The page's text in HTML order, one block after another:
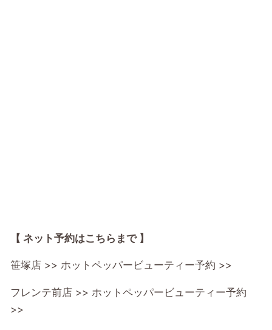
【 ネット予約はこちらまで 】
笹塚店 >> ホットペッパービューティー予約 >>
フレンテ前店 >> ホットペッパービューティー予約
>>